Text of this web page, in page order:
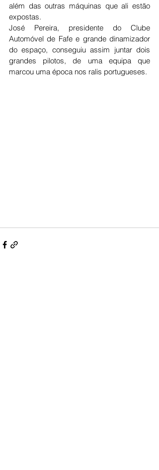
além das outras máquinas que ali estão
expostas.
José Pereira, presidente do Clube
Automóvel de Fafe e grande dinamizador
do espaço, conseguiu assim juntar dois
grandes pilotos, de uma equipa que
marcou uma época nos ralis portugueses.